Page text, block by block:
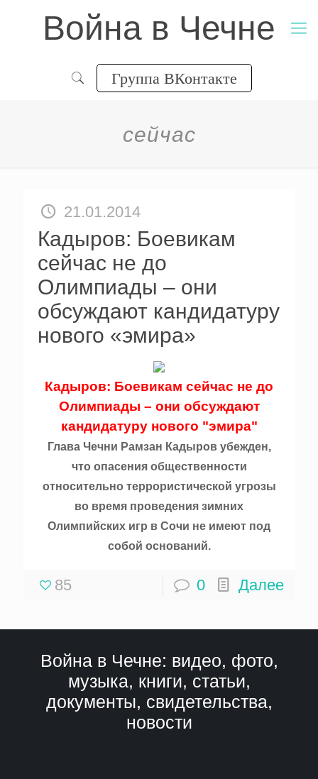
Война в Чечне
Группа ВКонтакте
сейчас
21.01.2014
Кадыров: Боевикам
сейчас не до
Олимпиады – они
обсуждают кандидатуру
нового «эмира»
Кадыров: Боевикам сейчас не до
Олимпиады – они обсуждают
кандидатуру нового "эмира"
Глава Чечни Рамзан Кадыров убежден,
что опасения общественности
относительно террористической угрозы
во время проведения зимних
Олимпийских игр в Сочи не имеют под
собой оснований.
85 0 Далее
Война в Чечне: видео, фото,
музыка, книги, статьи,
документы, свидетельства,
новости